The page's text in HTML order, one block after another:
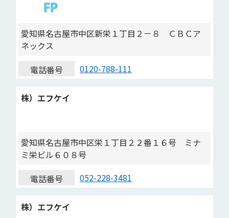
愛知県名古屋市中区新栄１丁目２－８ ＣＢＣア
ネックス
電話番号
0120-788-111
株）エフケイ
愛知県名古屋市中区栄１丁目２２番１６号 ミナ
ミ栄ビル６０８号
電話番号
052-228-3481
株）エフケイ